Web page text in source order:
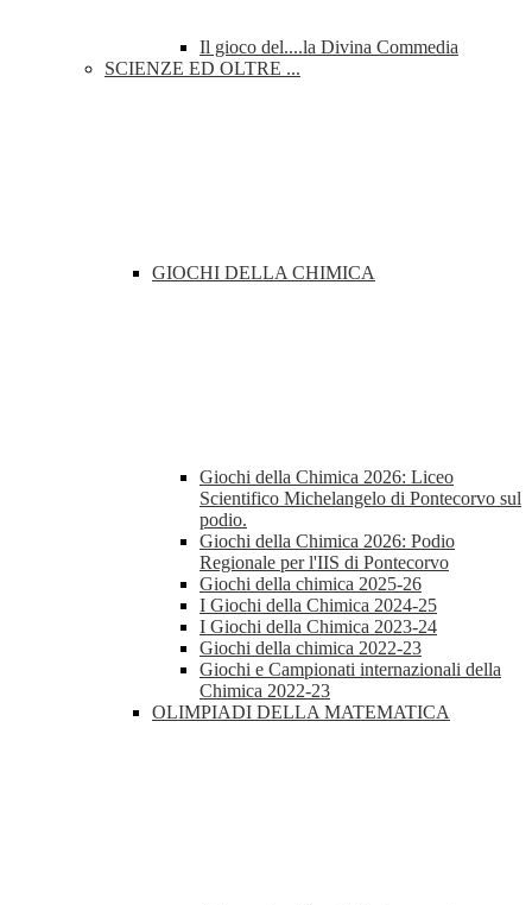
Il gioco del....la Divina Commedia
SCIENZE ED OLTRE ...
GIOCHI DELLA CHIMICA
Giochi della Chimica 2026: Liceo
Scientifico Michelangelo di Pontecorvo sul
podio.
Giochi della Chimica 2026: Podio
Regionale per l'IIS di Pontecorvo
Giochi della chimica 2025-26
I Giochi della Chimica 2024-25
I Giochi della Chimica 2023-24
Giochi della chimica 2022-23
Giochi e Campionati internazionali della
Chimica 2022-23
OLIMPIADI DELLA MATEMATICA